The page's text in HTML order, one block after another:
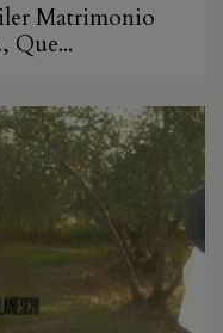
Matrimonio
Que...